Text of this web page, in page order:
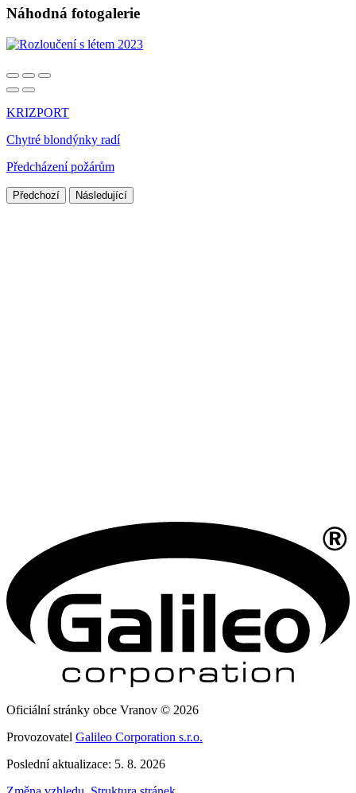
Náhodná fotogalerie
KRIZPORT
Chytré blondýnky radí
Předcházení požárům
Předchozí Následující
Oficiální stránky obce Vranov © 2026
Provozovatel Galileo Corporation s.r.o.
Poslední aktualizace: 5. 8. 2026